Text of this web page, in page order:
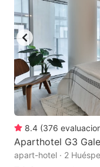
8.4 (376
Aparthotel G3
apart-hotel · 2